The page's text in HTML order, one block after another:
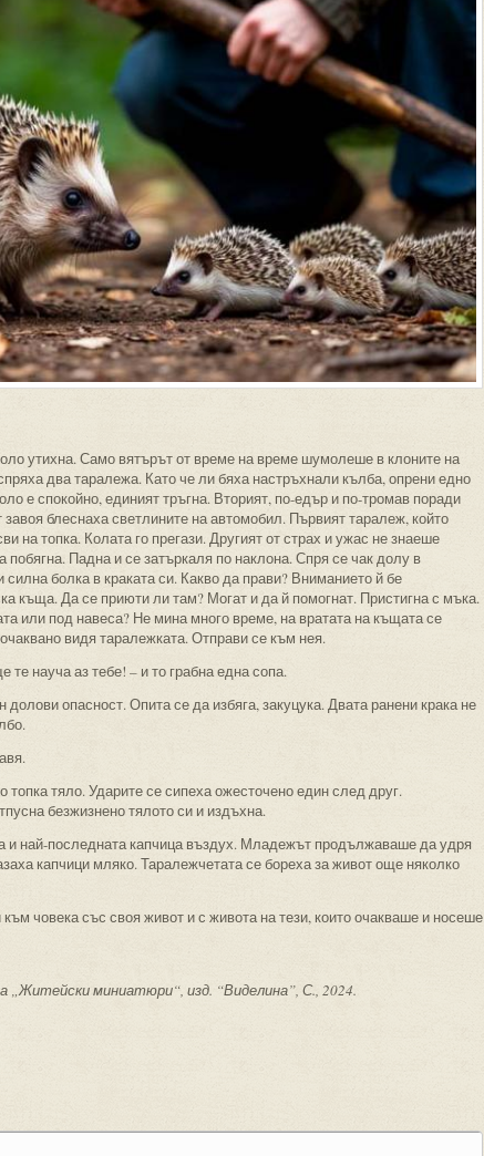
утихна. Само вятърът от време на време шумолеше в клоните на
два таралежа. Като че ли бяха настръхнали кълба, опрени едно
е спокойно, единият тръгна. Вторият, по-едър и по-тромав поради
блеснаха светлините на автомобил. Първият таралеж, който
на топка. Колата го прегази. Другият от страх и ужас не знаеше
Падна и се затъркаля по наклона. Спря се чак долу в
болка в краката си. Какво да прави? Вниманието й бе
къща. Да се приюти ли там? Могат и да й помогнат. Пристигна с мъка.
или под навеса? Не мина много време, на вратата на къщата се
видя таралежката. Отправи се към нея.
те науча аз тебе! – и то грабна една сопа.
долови опасност. Опита се да избяга, закуцука. Двата ранени крака не
топка тяло. Ударите се сипеха ожесточено един след друг.
безжизнено тялото си и издъхна.
и най-последната капчица въздух. Младежът продължаваше да удря
капчици мляко. Таралежчетата се бореха за живот още няколко
човека със своя живот и с живота на тези, които очакваше и носеше
„Житейски миниатюри“, изд. “Виделина”, С., 2024.